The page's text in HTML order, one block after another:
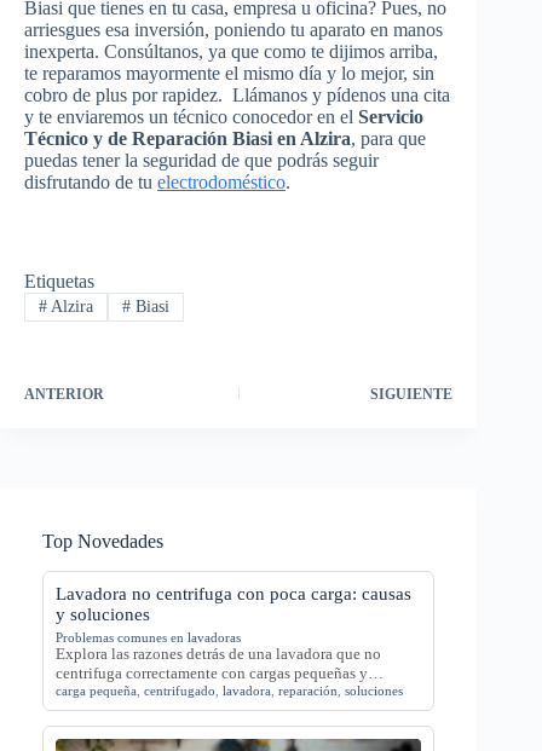
Biasi que tienes en tu casa, empresa u oficina? Pues, no
arriesgues esa inversión, poniendo tu aparato en manos
inexperta. Consúltanos, ya que como te dijimos arriba,
te reparamos mayormente el mismo día y lo mejor, sin
cobro de plus por rapidez. Llámanos y pídenos una cita
y te enviaremos un técnico conocedor en el Servicio
Técnico y de Reparación Biasi en Alzira, para que
puedas tener la seguridad de que podrás seguir
disfrutando de tu electrodoméstico.
Etiquetas
#Alzira #Biasi
ANTERIOR SIGUIENTE
Top Novedades
Lavadora no centrifuga con poca carga: causas
y soluciones
Problemas comunes en lavadoras
Explora las razones detrás de una lavadora que no
centrifuga correctamente con cargas pequeñas y…
carga pequeña centrifugado lavadora reparación soluciones